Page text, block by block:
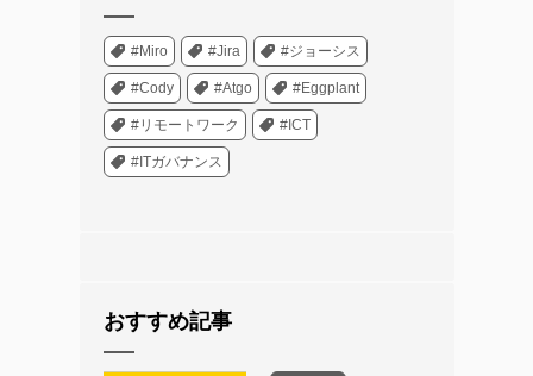
#Miro #Jira #ジョーシス
#Cody #Atgo #Eggplant
#リモートワーク #ICT
#ITガバナンス
おすすめ記事